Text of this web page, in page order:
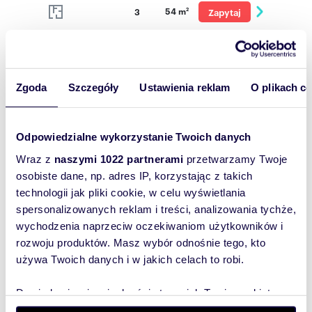
Zgoda Szczegóły Ustawienia reklam O plikach
Odpowiedzialne wykorzystanie Twoich danych
Wraz z naszymi 1022 partnerami przetwarzamy Twoje
osobiste dane, np. adres IP, korzystając z takich
technologii jak pliki cookie, w celu wyświetlania
spersonalizowanych reklam i treści, analizowania tychże,
wychodzenia naprzeciw oczekiwaniom użytkowników i
rozwoju produktów. Masz wybór odnośnie tego, kto
używa Twoich danych i w jakich celach to robi.
Dowiedz się więcej odnośnie tego, jak Twoje osobiste
dane są przetwarzane oraz ustaw własne preferencje w
3 54 m2
Zapytaj
Podobne
nieruchomości